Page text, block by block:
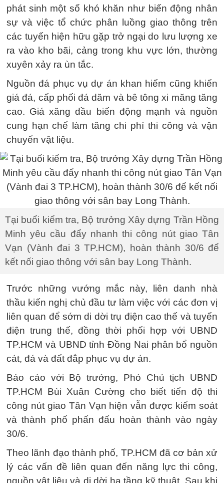
phát sinh một số khó khăn như biến động nhân
sự và việc tổ chức phân luồng giao thông trên
các tuyến hiện hữu gặp trở ngại do lưu lượng xe
ra vào kho bãi, cảng trong khu vực lớn, thường
xuyên xảy ra ùn tắc.
Nguồn đá phục vụ dự án khan hiếm cũng khiến
giá đá, cấp phối đá dăm và bê tông xi măng tăng
cao. Giá xăng dầu biến động mạnh và nguồn
cung hạn chế làm tăng chi phí thi công và vận
chuyển vật liệu.
Tại buổi kiểm tra, Bộ trưởng Xây dựng Trần Hồng
Minh yêu cầu đẩy nhanh thi công nút giao Tân
Vạn (Vành đai 3 TP.HCM), hoàn thành 30/6 để
kết nối giao thông với sân bay Long Thành.
Trước những vướng mắc này, liên danh nhà
thầu kiến nghị chủ đầu tư làm việc với các đơn vị
liên quan để sớm di dời trụ điện cao thế và tuyến
điện trung thế, đồng thời phối hợp với UBND
TP.HCM và UBND tỉnh Đồng Nai phân bổ nguồn
cát, đá và đất đắp phục vụ dự án.
Báo cáo với Bộ trưởng, Phó Chủ tịch UBND
TP.HCM Bùi Xuân Cường cho biết tiến độ thi
công nút giao Tân Vạn hiện vẫn được kiểm soát
và thành phố phấn đấu hoàn thành vào ngày
30/6.
Theo lãnh đạo thành phố, TP.HCM đã cơ bản xử
lý các vấn đề liên quan đến năng lực thi công,
nguồn vật liệu và di dời hạ tầng kỹ thuật. Sau khi